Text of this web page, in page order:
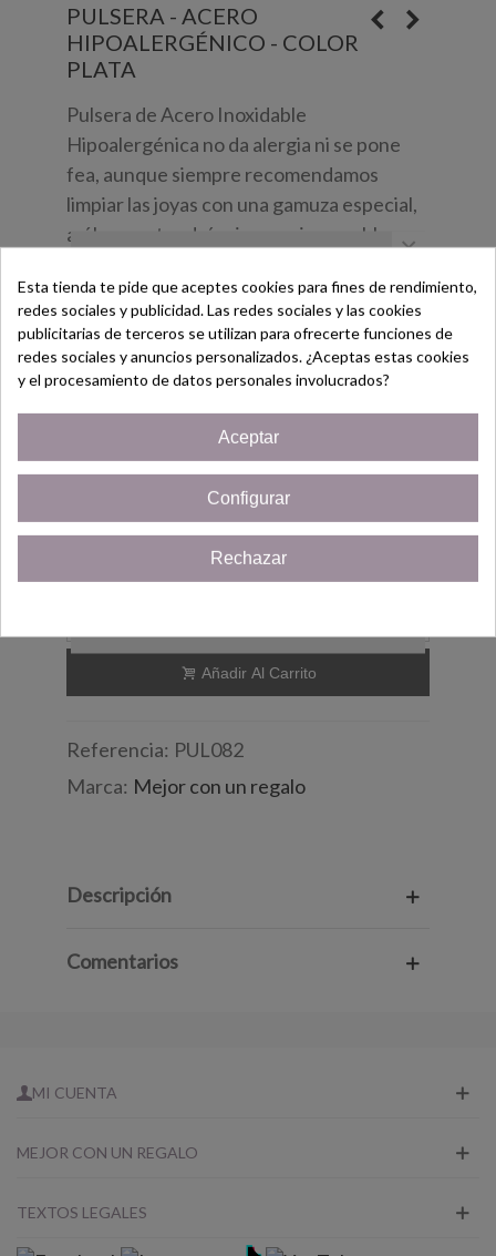
PULSERA - ACERO
HIPOALERGÉNICO - COLOR
PLATA
Pulsera de Acero Inoxidable
Hipoalergénica no da alergia ni se pone
fea, aunque siempre recomendamos
limpiar las joyas con una gamuza especial,
así las mantendrás siempre impecables.
🎁Regalo para: mamá, novia, esposa,
mujer, hija, amiga, abuela, hermana, tía,
etc.
Eventos: San Valentín, Cumpleaños, Día
de la madre, Navidad, Regalo de empresa,
12,95 € (impuestos inc.)
Últimas unidades en stock1 Artículo
Añadir Al Carrito
Referencia: PUL082
Marca: Mejor con un regalo
Descripción
Comentarios
MI CUENTA
MEJOR CON UN REGALO
TEXTOS LEGALES
¡Bienvenido/a!
Regístrate hoy y consigue un
Solo por ser nuevo cliente!
¡Quiero mi cupón!
Cerrar
×
Esta tienda te pide que aceptes cookies para fines de rendimiento,
redes sociales y publicidad. Las redes sociales y las cookies
publicitarias de terceros se utilizan para ofrecerte funciones de
redes sociales y anuncios personalizados. ¿Aceptas estas cookies
y el procesamiento de datos personales involucrados?
Aceptar
Configurar
Rechazar